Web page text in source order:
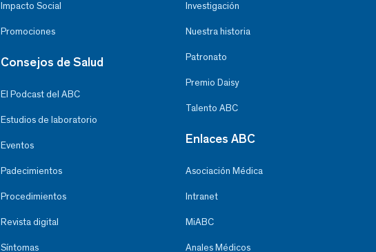
Impacto Social
Promociones
Consejos de Salud
El Podcast del ABC
Estudios de laboratorio
Eventos
Padecimientos
Procedimientos
Revista digital
Síntomas
Investigación
Nuestra historia
Patronato
Premio Daisy
Talento ABC
Enlaces ABC
Asociación Médica
Intranet
MiABC
Anales Médicos